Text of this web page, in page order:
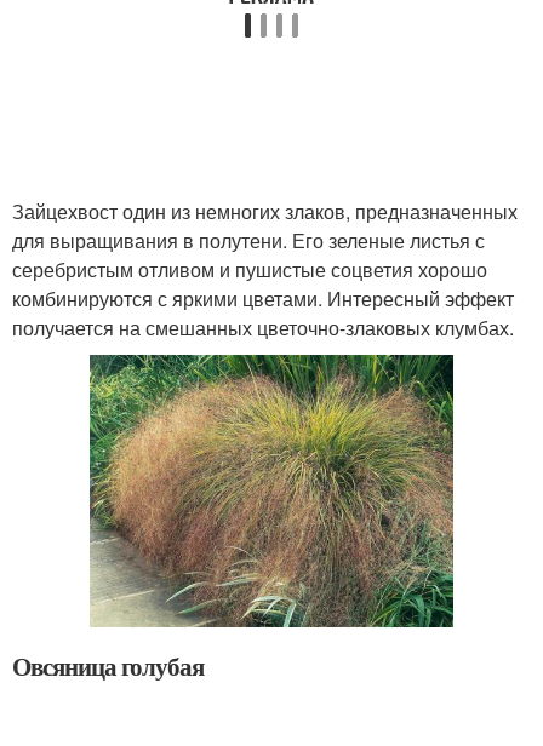
Зайцехвост один из немногих злаков, предназначенных
для выращивания в полутени. Его зеленые листья с
серебристым отливом и пушистые соцветия хорошо
комбинируются с яркими цветами. Интересный эффект
получается на смешанных цветочно-злаковых клумбах.
Овсяница голубая